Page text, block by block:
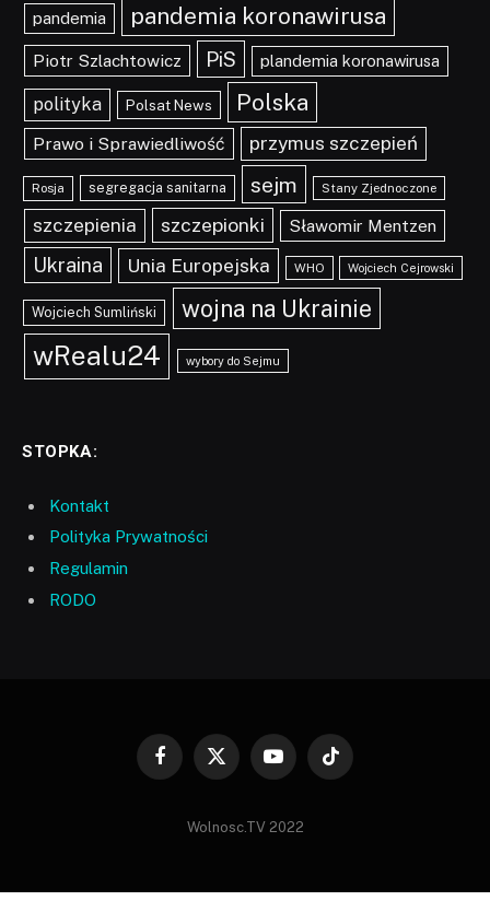
pandemia pandemia koronawirusa
Piotr Szlachtowicz PiS plandemia koronawirusa
polityka Polsat News Polska
Prawo i Sprawiedliwość przymus szczepień
Rosja segregacja sanitarna sejm Stany Zjednoczone
szczepienia szczepionki Sławomir Mentzen
Ukraina Unia Europejska WHO Wojciech Cejrowski
Wojciech Sumliński wojna na Ukrainie
wRealu24 wybory do Sejmu
STOPKA:
Kontakt
Polityka Prywatności
Regulamin
RODO
Facebook
X
YouTubeTikTok
Wolnosc.TV 2022